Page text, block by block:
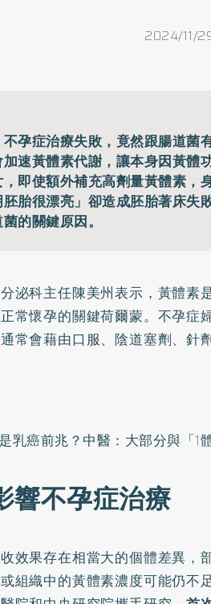
2024/11/
孕症治療失敗，竟然跟腸道菌
速黃體素代謝，讓本身因黃體
即使額外補充高劑量黃體素，
胎很漂亮」卻造成胚胎著床失
的關鍵原因。
泌科主任陳美州表示，黃體素
常懷孕的關鍵荷爾蒙。 不孕症
常會藉由口服、陰道塞劑、針
乳癌前兆？中醫：大部分與「1
響不孕症治療
效果存在相當大的個體差異，
組織中的黃體素濃度可能仍不